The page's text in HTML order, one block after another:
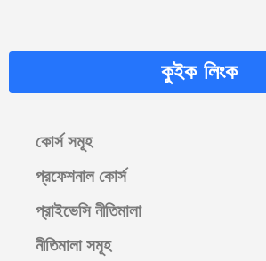
কুইক লিংক
কোর্স সমূহ
প্রফেশনাল কোর্স
প্রাইভেসি নীতিমালা
নীতিমালা সমূহ